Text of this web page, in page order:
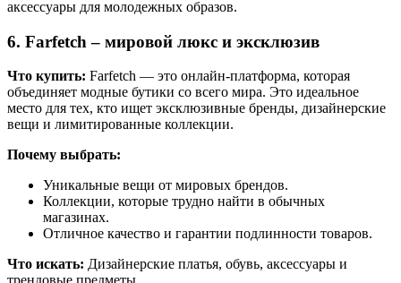
аксессуары для молодежных образов.
6. Farfetch – мировой люкс и эксклюзив
Что купить: Farfetch — это онлайн-платформа, которая
объединяет модные бутики со всего мира. Это идеальное
место для тех, кто ищет эксклюзивные бренды, дизайнерские
вещи и лимитированные коллекции.
Почему выбрать:
Уникальные вещи от мировых брендов.
Коллекции, которые трудно найти в обычных
магазинах.
Отличное качество и гарантии подлинности товаров.
Что искать: Дизайнерские платья, обувь, аксессуары и